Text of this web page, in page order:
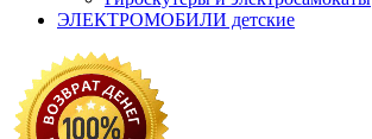
ЭЛЕКТРОМОБИЛИ детские